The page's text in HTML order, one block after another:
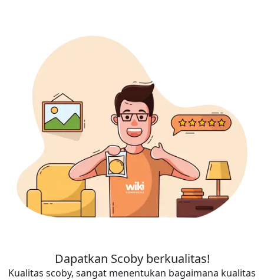
Dapatkan Scoby berkualitas!
Kualitas scoby, sangat menentukan bagaimana kualitas